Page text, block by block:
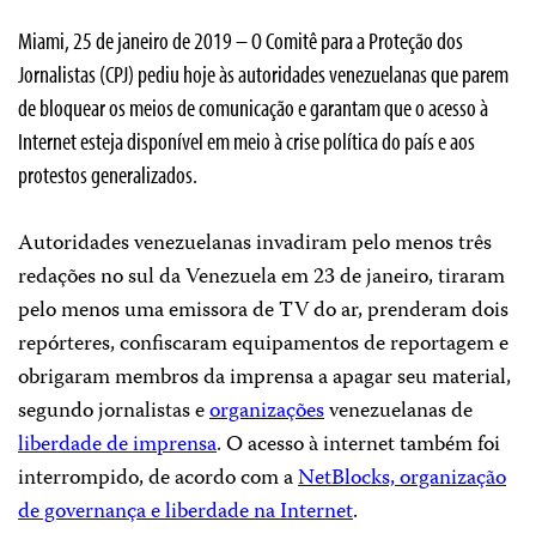
Miami, 25 de janeiro de 2019 – O Comitê para a Proteção dos
Jornalistas (CPJ) pediu hoje às autoridades venezuelanas que parem
de bloquear os meios de comunicação e garantam que o acesso à
Internet esteja disponível em meio à crise política do país e aos
protestos generalizados.
Autoridades venezuelanas invadiram pelo menos três
redações no sul da Venezuela em 23 de janeiro, tiraram
pelo menos uma emissora de TV do ar, prenderam dois
repórteres, confiscaram equipamentos de reportagem e
obrigaram membros da imprensa a apagar seu material,
segundo jornalistas eorganizaçõesvenezuelanas de
liberdade de imprensa. O acesso à internet também foi
interrompido, de acordo com aNetBlocks, organização
de governança e liberdade na Internet.